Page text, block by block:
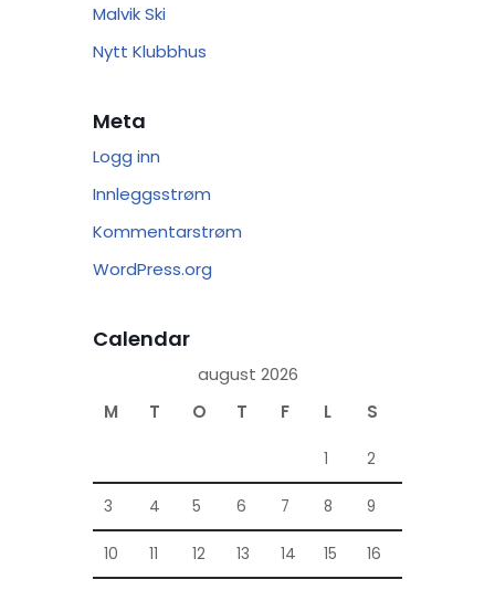
Malvik Ski
Nytt Klubbhus
Meta
Logg inn
Innleggsstrøm
Kommentarstrøm
WordPress.org
Calendar
august 2026
M
T O T F L S
1 2
3 4 5 6 7 8 9
10 11 12 13 14 15 16